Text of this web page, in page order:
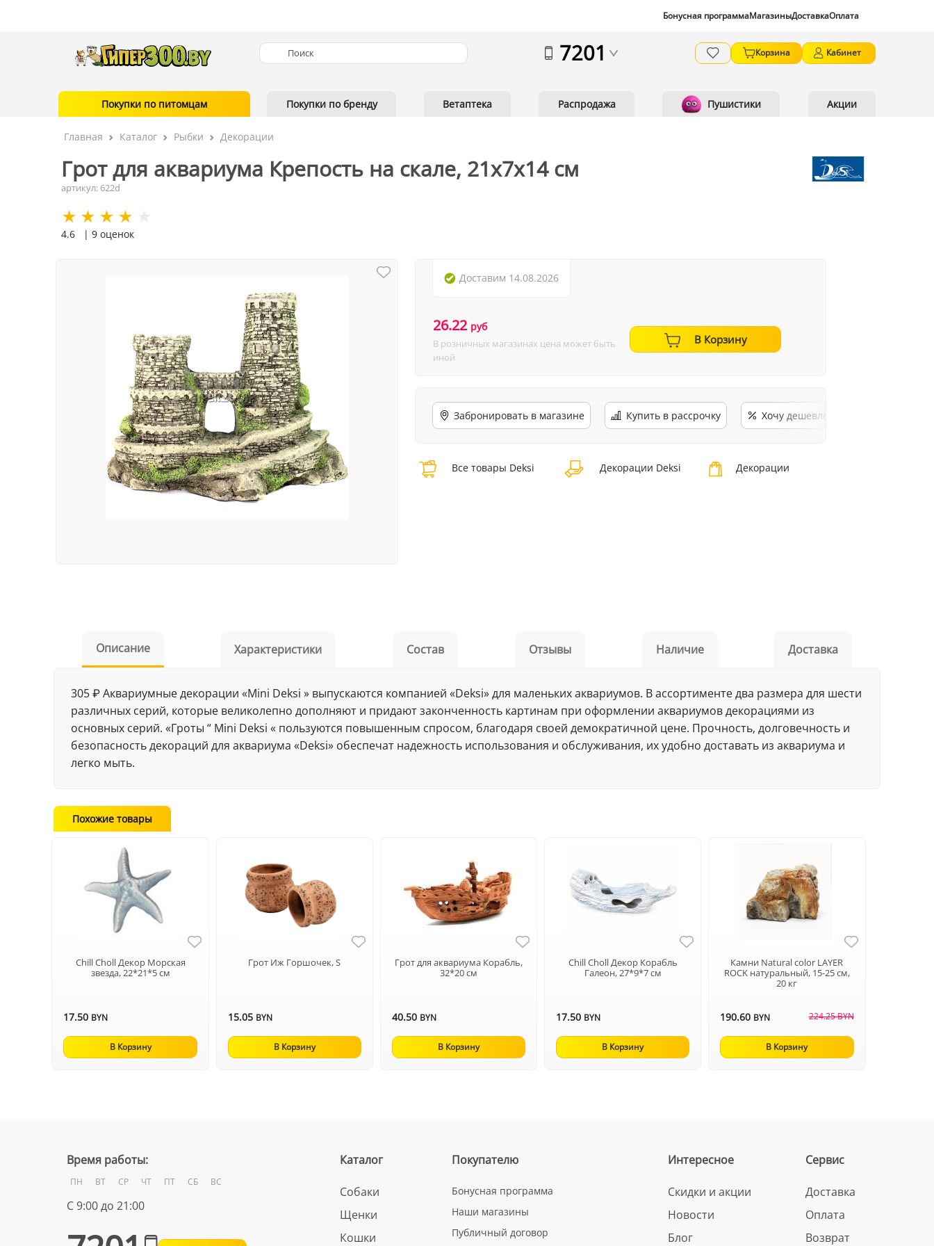
Бонусная программаМагазиныДоставкаОплата
7201 Корзина Кабинет
Покупки по питомцам Покупки по бренду Ветаптека Распродажа Пушистики Акции
Главная Каталог Рыбки Декорации
Грот для аквариума Крепость на скале, 21х7х14 см
артикул: 622d
4.6 | 9 оценок
Доставим 14.08.2026
26.22 руб
В розничных магазинах цена может быть
иной
В Корзину
Забронировать в магазине Купить в рассрочку Хочу дешевле
Все товары Deksi Декорации Deksi Декорации
Описание Характеристики Состав Отзывы Наличие Доставка
305 ₽ Аквариумные декорации «Mini Deksi » выпускаются компанией «Deksi» для маленьких аквариумов. В ассортименте два размера для шести
различных серий, которые великолепно дополняют и придают законченность картинам при оформлении аквариумов декорациями из
основных серий. «Гроты “ Mini Deksi « пользуются повышенным спросом, благодаря своей демократичной цене. Прочность, долговечность и
безопасность декораций для аквариума «Deksi» обеспечат надежность использования и обслуживания, их удобно доставать из аквариума и
легко мыть.
Похожие товары
Chill Choll Декор Морская
звезда, 22*21*5 см
17.50 BYN
В Корзину
Грот Иж Горшочек, S
15.05 BYN
В Корзину
Грот для аквариума Корабль,
32*20 см
40.50 BYN
В Корзину
Chill Choll Декор Корабль
Галеон, 27*9*7 см
17.50 BYN
В Корзину
Камни Natural color LAYER
ROCK натуральный, 15-25 см,
20 кг
190.60 BYN 224.25 BYN
В Корзину
Время работы:
ПН ВТ СР ЧТ ПТ СБ ВС
С 9:00 до 21:00
Каталог
Собаки
Щенки
Кошки
Покупателю
Бонусная программа
Наши магазины
Публичный договор
Интересное
Скидки и акции
Новости
Блог
Сервис
Доставка
Оплата
Возврат